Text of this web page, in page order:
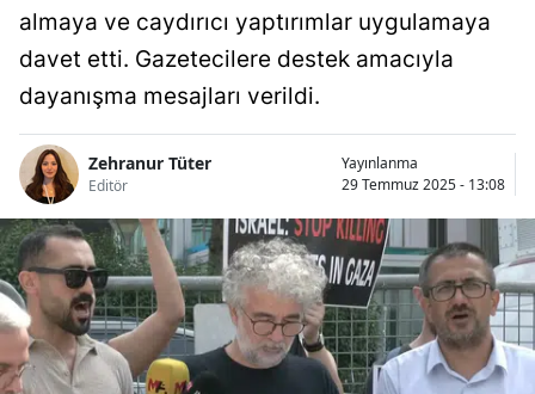
almaya ve caydırıcı yaptırımlar uygulamaya
davet etti. Gazetecilere destek amacıyla
dayanışma mesajları verildi.
Zehranur Tüter
Editör
Yayınlanma
29 Temmuz 2025 - 13:08